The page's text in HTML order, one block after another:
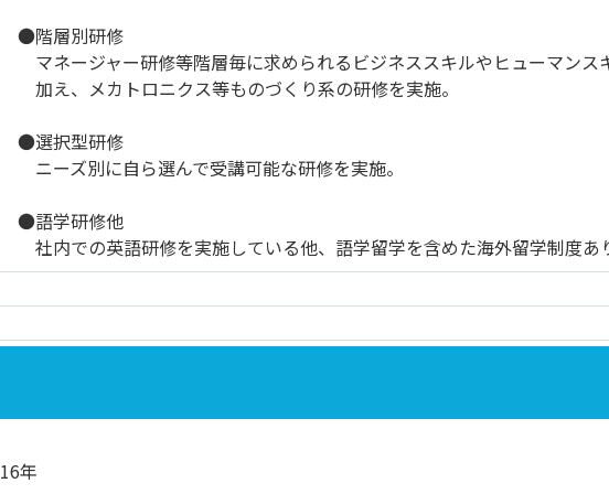
●階層別研修
マネージャー研修等階層毎に求められるビジネススキルやヒューマンス
加え、メカトロニクス等ものづくり系の研修を実施。
●選択型研修
ニーズ別に自ら選んで受講可能な研修を実施。
●語学研修他
社内での英語研修を実施している他、語学留学を含めた海外留学制度あ
16年